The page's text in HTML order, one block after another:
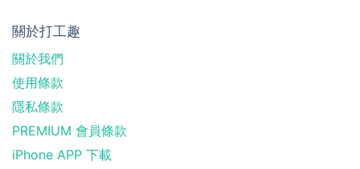
關於打工趣
關於我們
使用條款
隱私條款
PREMIUM 會員條款
iPhone APP 下載